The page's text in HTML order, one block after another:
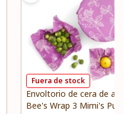
Fuera de stock
Envoltorio de cera de
Bee's Wrap 3 Mimi's